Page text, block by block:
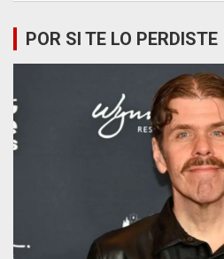
POR SI TE LO PERDISTE